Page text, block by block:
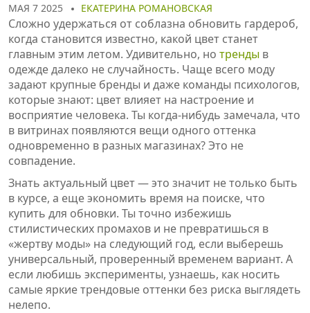
МАЯ 7 2025 ЕКАТЕРИНА РОМАНОВСКАЯ
Сложно удержаться от соблазна обновить гардероб,
когда становится известно, какой цвет станет
главным этим летом. Удивительно, но тренды в
одежде далеко не случайность. Чаще всего моду
задают крупные бренды и даже команды психологов,
которые знают: цвет влияет на настроение и
восприятие человека. Ты когда-нибудь замечала, что
в витринах появляются вещи одного оттенка
одновременно в разных магазинах? Это не
совпадение.
Знать актуальный цвет — это значит не только быть
в курсе, а еще экономить время на поиске, что
купить для обновки. Ты точно избежишь
стилистических промахов и не превратишься в
«жертву моды» на следующий год, если выберешь
универсальный, проверенный временем вариант. А
если любишь эксперименты, узнаешь, как носить
самые яркие трендовые оттенки без риска выглядеть
нелепо.